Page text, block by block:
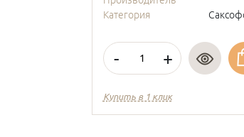
Категория
- +
Купить в 1 клик